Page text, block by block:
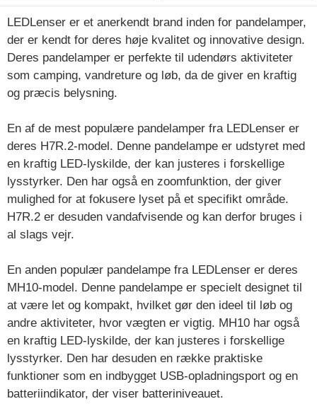
LEDLenser er et anerkendt brand inden for pandelamper,
der er kendt for deres høje kvalitet og innovative design.
Deres pandelamper er perfekte til udendørs aktiviteter
som camping, vandreture og løb, da de giver en kraftig
og præcis belysning.
En af de mest populære pandelamper fra LEDLenser er
deres H7R.2-model. Denne pandelampe er udstyret med
en kraftig LED-lyskilde, der kan justeres i forskellige
lysstyrker. Den har også en zoomfunktion, der giver
mulighed for at fokusere lyset på et specifikt område.
H7R.2 er desuden vandafvisende og kan derfor bruges i
al slags vejr.
En anden populær pandelampe fra LEDLenser er deres
MH10-model. Denne pandelampe er specielt designet til
at være let og kompakt, hvilket gør den ideel til løb og
andre aktiviteter, hvor vægten er vigtig. MH10 har også
en kraftig LED-lyskilde, der kan justeres i forskellige
lysstyrker. Den har desuden en række praktiske
funktioner som en indbygget USB-opladningsport og en
batteriindikator, der viser batteriniveauet.